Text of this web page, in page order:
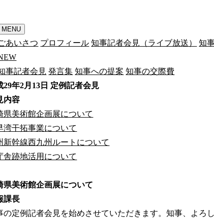
MENU
あいさつ プロフィール 知事記者会見（ライブ放送） 知
EW
事記者会見 発言集 知事への提案 知事の交際費
29年2月13日 定例記者会見
内容
県美術館企画展について
湾干拓事業について
新幹線西九州ルートについて
舎跡地活用について
県美術館企画展について
課長
の定例記者会見を始めさせていただきます。知事、よろ